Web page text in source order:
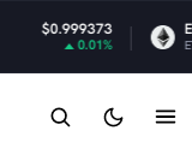
$0.999373
0.01%